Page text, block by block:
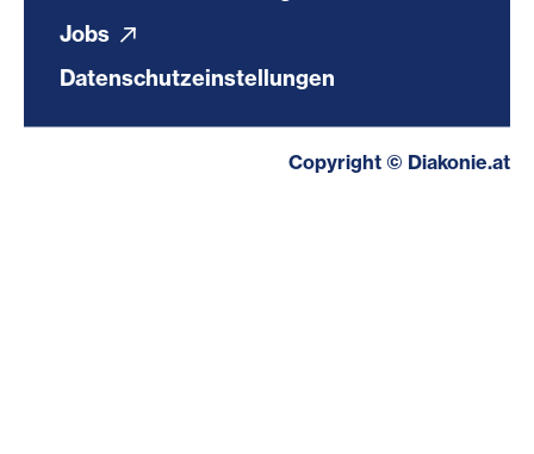
Jobs
Datenschutzeinstellungen
Copyright © Diakonie.at